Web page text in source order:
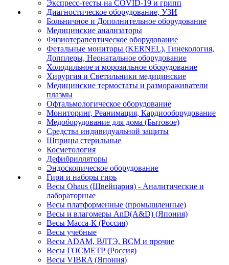
Экспресс-тесты на COVID-19 и грипп
Диагностическое оборудование, УЗИ
Больничное и Дополнительное оборудование
Медицинские анализаторы
Физиотерапевтическое оборудование
Фетальные мониторы (KERNEL), Гинекология,
Допплеры, Неонатальное оборудование
Холодильное и морозильное оборудование
Хирургия и Светильники медицинские
Медицинские термостаты и размораживатели
плазмы
Офтальмологическое оборудование
Мониторинг, Реанимация, Кардиооборудование
Медоборудование для дома (Бытовое)
Средства индивидуальной защиты
Шприцы стерильные
Косметология
Дефибрилляторы
Эндоскопическое оборудование
Гири и наборы гирь
Весы Ohaus (Швейцария) - Аналитические и
лабораторные
Весы платформенные (промышленные)
Весы и влагомеры AnD(A&D) (Япония)
Весы Масса-К (Россия)
Весы учебные
Весы ADAM, ВЛТЭ, BCM и прочие
Весы ГОСМЕТР (Россия)
Весы VIBRA (Япония)